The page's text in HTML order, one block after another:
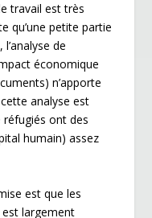
travail est très
qu’une petite partie
de
économique
n’apporte
analyse est
ont des
humain) assez
est que les
largement